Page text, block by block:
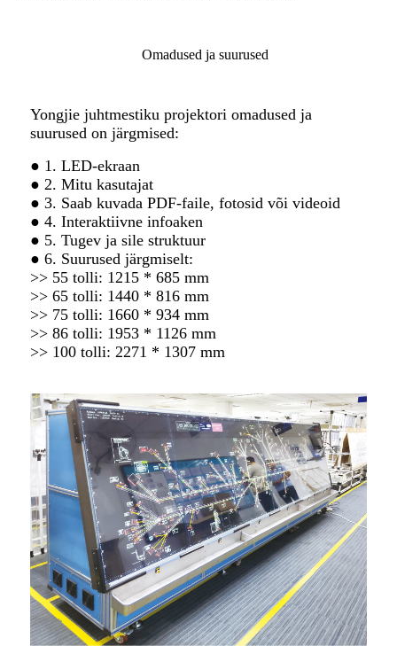
Omadused ja suurused
Yongjie juhtmestiku projektori omadused ja
suurused on järgmised:
● 1. LED-ekraan
● 2. Mitu kasutajat
● 3. Saab kuvada PDF-faile, fotosid või videoid
● 4. Interaktiivne infoaken
● 5. Tugev ja sile struktuur
● 6. Suurused järgmiselt:
>> 55 tolli: 1215 * 685 mm
>> 65 tolli: 1440 * 816 mm
>> 75 tolli: 1660 * 934 mm
>> 86 tolli: 1953 * 1126 mm
>> 100 tolli: 2271 * 1307 mm